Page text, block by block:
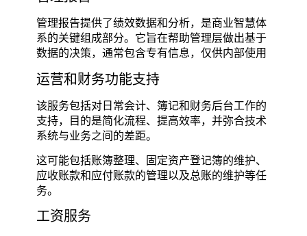
管理报告提供了绩效数据和分析，是商业智慧体
系的关键组成部分。它旨在帮助管理层做出基于
数据的决策，通常包含专有信息，仅供内部使用
运营和财务功能支持
该服务包括对日常会计、簿记和财务后台工作的
支持，目的是简化流程、提高效率，并弥合技术
系统与业务之间的差距。
这可能包括账簿整理、固定资产登记簿的维护、
应收账款和应付账款的管理以及总账的维护等任
务。
工资服务